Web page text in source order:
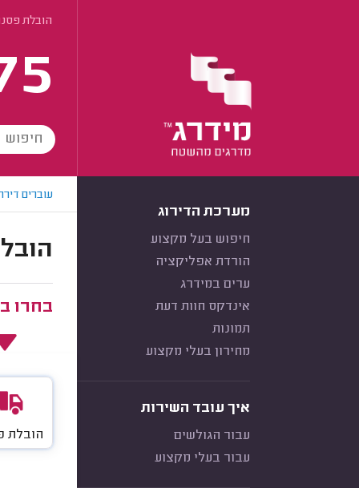
הובלת
מערכת הדירוג
חיפוש בעל מקצוע
הורדת אפליקציה
ערים במידרג
אינדקס חוות דעת
תמונות
מחירון בעלי מקצוע
איך עובד השירות
עבור הגולשים
עבור בעלי מקצוע
עוברים
בחרו
הובלת